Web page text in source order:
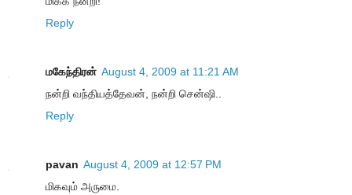
Reply
மகேந்திரன் August 4, 2009 at 11:21 AM
நன்றி வந்தியத்தேவன், நன்றி சென்ஷி..
Reply
pavan August 4, 2009 at 12:57 PM
மிகவும் அருமை.